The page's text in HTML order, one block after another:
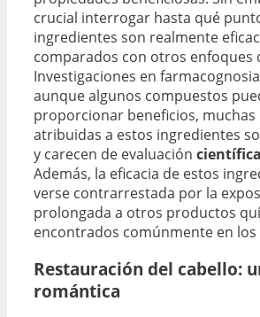
crucial interrogar hasta qué
ingredientes son realmente
comparados con otros enfoques
Investigaciones en
aunque algunos compuestos
proporcionar beneficios,
atribuidas a estos ingredientes
y carecen de evaluación
Además, la eficacia de estos
verse contrarrestada por la
prolongada a otros productos
encontrados comúnmente en los
Restauración del cabello:
romántica